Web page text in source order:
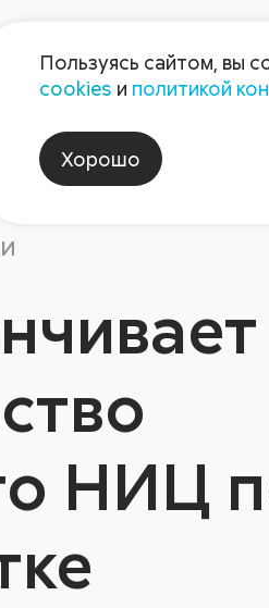
Компания
НИЦ
Пользуясь сайтом, вы
cookies и политикой
Хорошо